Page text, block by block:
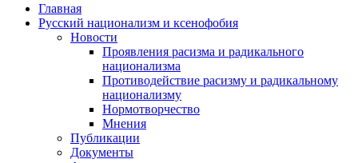
Главная
Русский национализм и ксенофобия
Новости
Проявления расизма и радикального
национализма
Противодействие расизму и радикальному
национализму
Нормотворчество
Мнения
Публикации
Документы